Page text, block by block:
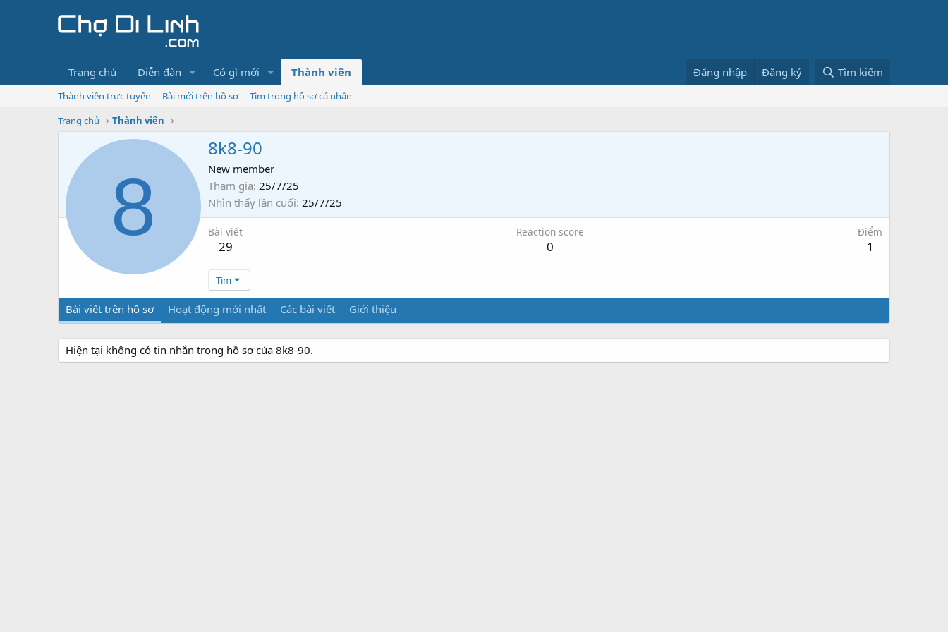
Trang chủ Diễn đàn Có gì mới Thành viên Đăng nhập Đăng ký Tìm kiếm
Thành viên trực tuyến Bài mới trên hồ sơ
Tìm trong hồ sơ cá nhân
Trang chủ
Thành viên
8
8k8-90
New member
Tham gia 25/7/25
Nhìn thấy lần cuối 25/7/25
Bài viết
29
Reaction score
0
Điểm
1
Tìm
Bài viết trên hồ sơ Hoạt động mới nhất Các bài viết Giới thiệu
Hiện tại không có tin nhắn trong hồ sơ của 8k8-90.